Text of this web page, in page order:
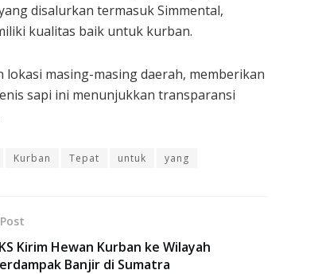
disalurkan termasuk Simmental,
kualitas baik untuk kurban.
masing-masing daerah, memberikan
sapi ini menunjukkan transparansi
Kurban Tepat untuk yang
Kirim Hewan Kurban ke Wilayah
Banjir di Sumatra